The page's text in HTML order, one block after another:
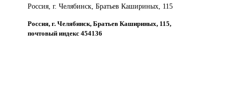
Россия, г. Челябинск, Братьев Кашириных, 115
Россия, г. Челябинск, Братьев Кашириных, 115,
почтовый индекс 454136